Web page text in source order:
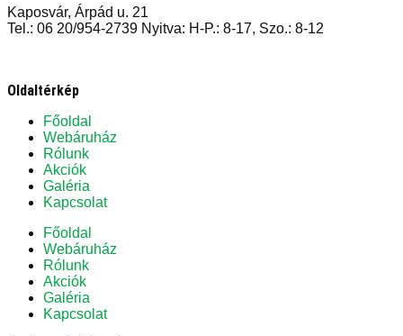
Kaposvár, Árpád u. 21
Tel.: 06 20/954-2739 Nyitva: H-P.: 8-17, Szo.: 8-12
Oldaltérkép
Főoldal
Webáruház
Rólunk
Akciók
Galéria
Kapcsolat
Főoldal
Webáruház
Rólunk
Akciók
Galéria
Kapcsolat